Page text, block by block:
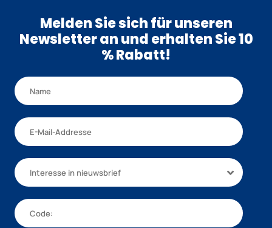
Melden Sie sich für unseren
Newsletter an und erhalten Sie 10
% Rabatt!
Interesse in nieuwsbrief